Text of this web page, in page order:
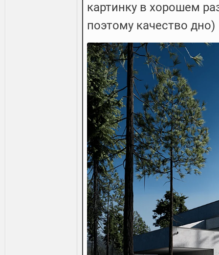
картинку в хорошем
поэтому качество дно)